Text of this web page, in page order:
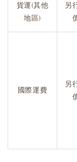
貨運(其他
地區)
另
國際運費
另